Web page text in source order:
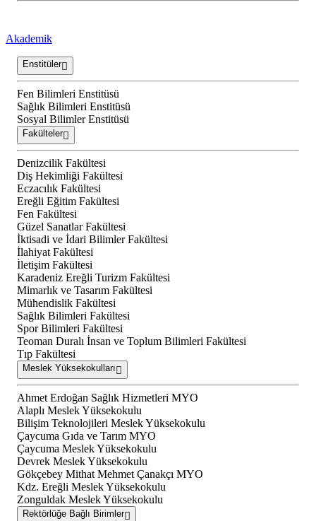
Akademik
Enstitüler
Fen Bilimleri Enstitüsü
Sağlık Bilimleri Enstitüsü
Sosyal Bilimler Enstitüsü
Fakülteler
Denizcilik Fakültesi
Diş Hekimliği Fakültesi
Eczacılık Fakültesi
Ereğli Eğitim Fakültesi
Fen Fakültesi
Güzel Sanatlar Fakültesi
İktisadi ve İdari Bilimler Fakültesi
İlahiyat Fakültesi
İletişim Fakültesi
Karadeniz Ereğli Turizm Fakültesi
Mimarlık ve Tasarım Fakültesi
Mühendislik Fakültesi
Sağlık Bilimleri Fakültesi
Spor Bilimleri Fakültesi
Teoman Duralı İnsan ve Toplum Bilimleri Fakültesi
Tıp Fakültesi
Meslek Yüksekokulları
Ahmet Erdoğan Sağlık Hizmetleri MYO
Alaplı Meslek Yüksekokulu
Bilişim Teknolojileri Meslek Yüksekokulu
Çaycuma Gıda ve Tarım MYO
Çaycuma Meslek Yüksekokulu
Devrek Meslek Yüksekokulu
Gökçebey Mithat Mehmet Çanakçı MYO
Kdz. Ereğli Meslek Yüksekokulu
Zonguldak Meslek Yüksekokulu
Rektörlüğe Bağlı Birimler